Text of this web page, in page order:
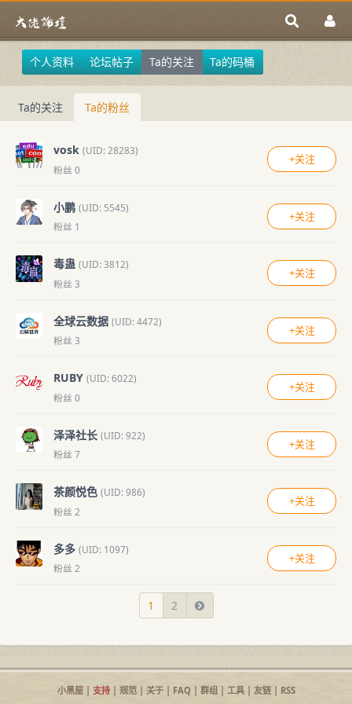
个人资料 论坛帖子 Ta的关注 Ta的码桶
Ta的关注 Ta的粉丝
vosk (UID: 28283)
粉丝 0
+关注
小鹏 (UID: 5545)
粉丝 1
+关注
毒蛊 (UID: 3812)
粉丝 3
+关注
全球云数据 (UID: 4472)
粉丝 3
+关注
RUBY (UID: 6022)
粉丝 0
+关注
泽泽社长 (UID: 922)
粉丝 7
+关注
茶颜悦色 (UID: 986)
粉丝 2
+关注
多多 (UID: 1097)
粉丝 2
+关注
1 2
小黑屋| 支持| 规范| 关于| FAQ| 群组| 工具| 友链| RSS